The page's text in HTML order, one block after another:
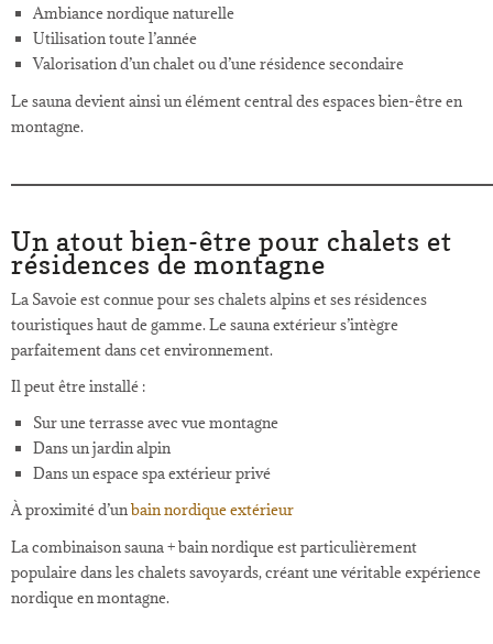
Ambiance nordique naturelle
Utilisation toute l’année
Valorisation d’un chalet ou d’une résidence secondaire
Le sauna devient ainsi un élément central des espaces bien-être en
montagne.
Un atout bien-être pour chalets et
résidences de montagne
La Savoie est connue pour ses chalets alpins et ses résidences
touristiques haut de gamme. Le sauna extérieur s’intègre
parfaitement dans cet environnement.
Il peut être installé :
Sur une terrasse avec vue montagne
Dans un jardin alpin
Dans un espace spa extérieur privé
À proximité d’unbain nordique extérieur
La combinaison sauna + bain nordique est particulièrement
populaire dans les chalets savoyards, créant une véritable expérience
nordique en montagne.